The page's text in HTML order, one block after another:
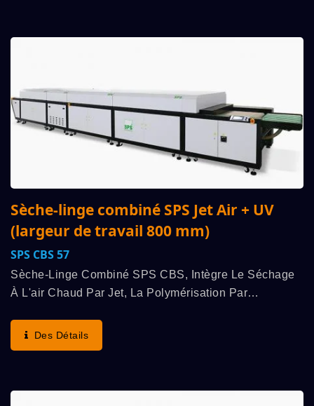
Sèche-linge combiné SPS Jet Air + UV
(largeur de travail 800 mm)
SPS CBS 57
Sèche-Linge Combiné SPS CBS, Intègre Le Séchage
À L'air Chaud Par Jet, La Polymérisation Par
Jet Et Plusieurs Autres Fonctions À Haute Efficacité....
Des Détails